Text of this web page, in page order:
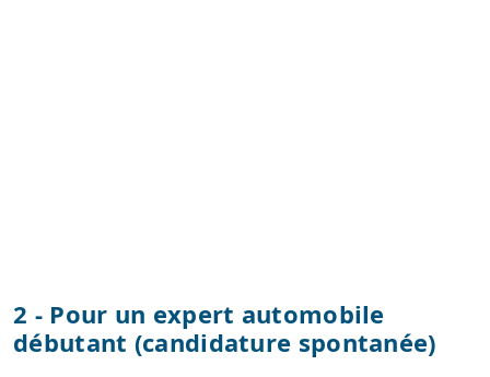
2 - Pour un expert automobile
débutant (candidature spontanée)